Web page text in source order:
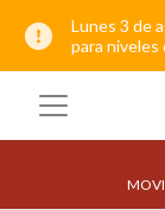
Lunes 3 de
para